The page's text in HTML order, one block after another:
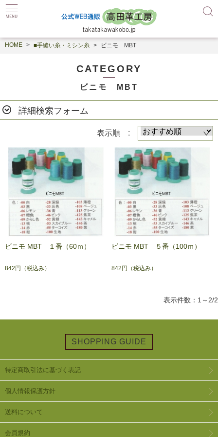
HOME ■手縫い糸・ミシン糸 ビニモ MBT
CATEGORY
ビニモ MBT
詳細検索フォーム
表示順 :
ビニモ MBT １番（60ｍ）
842円 （税込み）
ビニモ MBT ５番（100ｍ）
842円 （税込み）
表示件数：1～2/2
SHOPPING GUIDE
特定商取引法に基づく表記
個人情報保護方針
送料について
会員規約